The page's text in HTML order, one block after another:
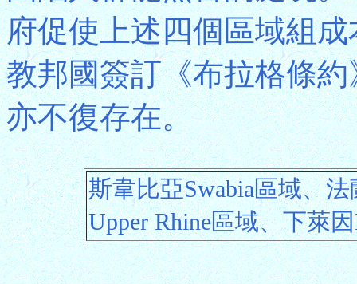
府促使上述四個區域組
教邦國簽訂《布拉格條
亦不復存在。
斯韋比亞Swabia區域、
Upper Rhine區域、下萊